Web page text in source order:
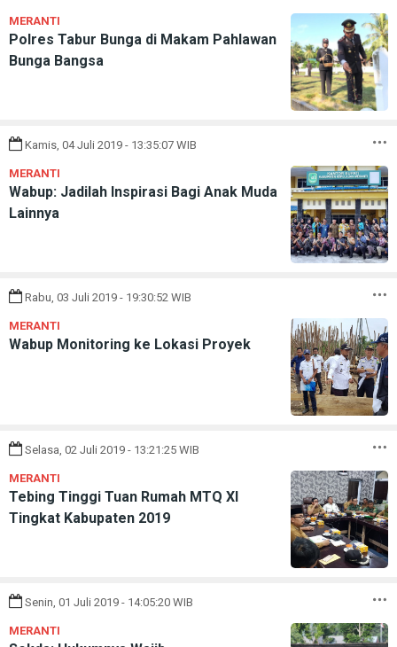
MERANTI
Polres Tabur Bunga di Makam Pahlawan
Bunga Bangsa
Kamis, 04 Juli 2019 - 13:35:07 WIB
MERANTI
Wabup: Jadilah Inspirasi Bagi Anak Muda
Lainnya
Rabu, 03 Juli 2019 - 19:30:52 WIB
MERANTI
Wabup Monitoring ke Lokasi Proyek
Selasa, 02 Juli 2019 - 13:21:25 WIB
MERANTI
Tebing Tinggi Tuan Rumah MTQ XI
Tingkat Kabupaten 2019
Senin, 01 Juli 2019 - 14:05:20 WIB
MERANTI